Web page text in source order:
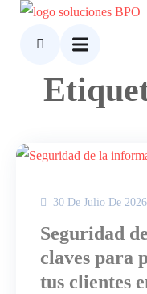
30 De Julio De 2026
Seguridad
claves para
tus clientes